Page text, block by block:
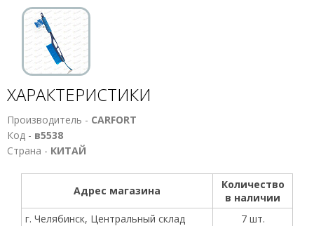
ХАРАКТЕРИСТИКИ
Производитель - CARFORT
Код - в5538
Страна - КИТАЙ
Адрес магазина
Количество
в наличии
г. Челябинск, Центральный склад
7 шт.